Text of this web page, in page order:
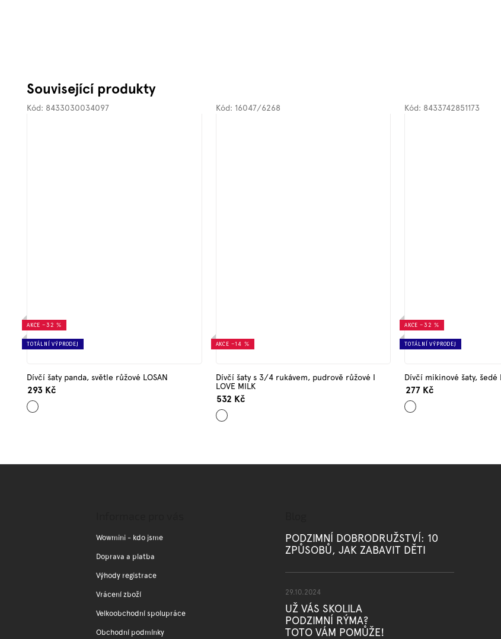
Související produkty
AKCE –32 %
TOTÁLNÍ VÝPRODEJ
Dívčí šaty panda, světle růžové LOSAN
293 Kč
Šedá
Kód: 8433030034097
AKCE –14 %
Dívčí šaty s 3/4 rukávem, pudrově růžové I
LOVE MILK
532 Kč
Světle
růžová
Kód: 16047/6268
AKCE –32 %
TOTÁLNÍ VÝPRODEJ
Dívčí mikinové šaty, šedé
277 Kč
Šedá
Kód: 8433742851173
Wowmini - kdo jsme
Doprava a platba
Výhody registrace
Vrácení zboží
Velkoobchodní spolupráce
Obchodní podmínky
PODZIMNÍ DOBRODRUŽSTVÍ: 10
ZPŮSOBŮ, JAK ZABAVIT DĚTI
29.10.2024
UŽ VÁS SKOLILA
PODZIMNÍ RÝMA?
TOTO VÁM POMŮŽE!